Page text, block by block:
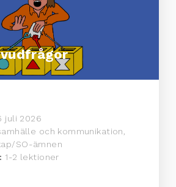
juli 2026
och kommunikation,
SO-ämnen
1-2 lektioner